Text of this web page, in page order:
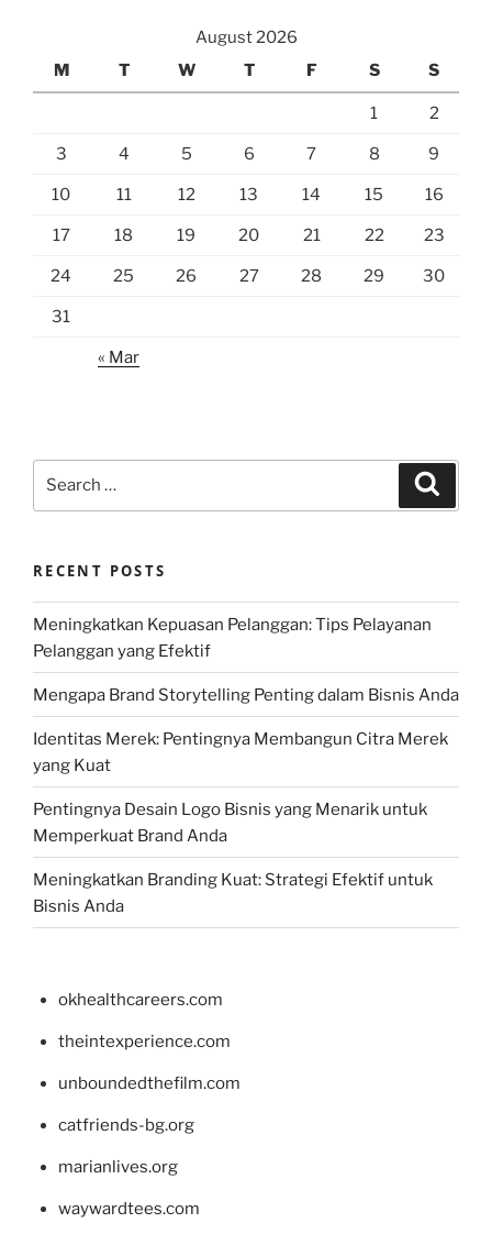
August 2026
M
T W T F S S
1 2
3 4 5 6 7 8 9
10 11 12 13 14 15 16
17 18 19 20 21 22 23
24 25 26 27 28 29 30
31
« Mar
RECENT POSTS
Meningkatkan Kepuasan Pelanggan: Tips Pelayanan
Pelanggan yang Efektif
Mengapa Brand Storytelling Penting dalam Bisnis Anda
Identitas Merek: Pentingnya Membangun Citra Merek
yang Kuat
Pentingnya Desain Logo Bisnis yang Menarik untuk
Memperkuat Brand Anda
Meningkatkan Branding Kuat: Strategi Efektif untuk
Bisnis Anda
okhealthcareers.com
theintexperience.com
unboundedthefilm.com
catfriends-bg.org
marianlives.org
waywardtees.com